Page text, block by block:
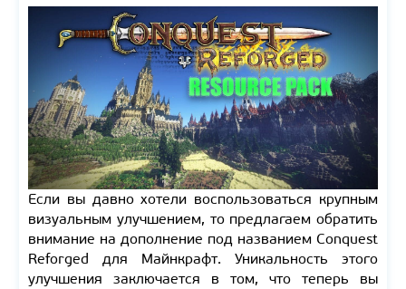
Если вы давно хотели воспользоваться крупным
визуальным улучшением, то предлагаем обратить
внимание на дополнение под названием Conquest
Reforged для Майнкрафт. Уникальность этого
улучшения заключается в том, что теперь вы